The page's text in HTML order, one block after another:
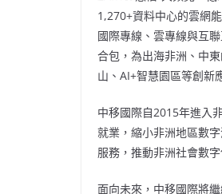
1,270+資料中心的雲網
國際專線、雲專線與互
合包，為出海非洲、中
山、AI+智慧園區等創新
中移國際自2015年進入
就業，縮小非洲地區數
服務，推動非洲社會數字
面向未來，中移國際將